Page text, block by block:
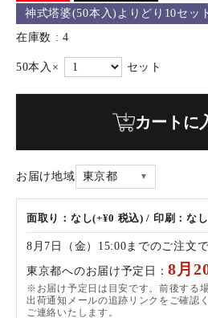
神式塔婆(50本入)よりどり10セッ
在庫数
4
カートに
お届け地域 東京都
面取り：なし(+¥0 税込) / 印刷：な
8月7日（金）15:00までのご注文で
東京都へのお届け予定日：8月
※お届け予定日は目安です。前後する
出荷通知メールの追跡リンクをご確認
ご連絡いたします。